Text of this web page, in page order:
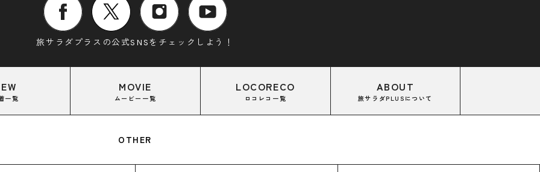
旅サラダプラスの公式SNSをチェックしよう！
一覧
MOVIE
ムービー一覧
LOCORECO
ロコレコ一覧
ABOUT
旅サラダPLUSについて
OTHER